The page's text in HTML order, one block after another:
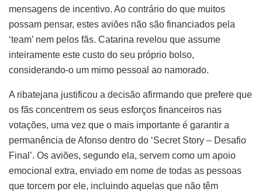
mensagens de incentivo. Ao contrário do que muitos
possam pensar, estes aviões não são financiados pela
‘team’ nem pelos fãs. Catarina revelou que assume
inteiramente este custo do seu próprio bolso,
considerando-o um mimo pessoal ao namorado.
A ribatejana justificou a decisão afirmando que prefere que
os fãs concentrem os seus esforços financeiros nas
votações, uma vez que o mais importante é garantir a
permanência de Afonso dentro do ‘Secret Story – Desafio
Final’. Os aviões, segundo ela, servem como um apoio
emocional extra, enviado em nome de todas as pessoas
que torcem por ele, incluindo aquelas que não têm